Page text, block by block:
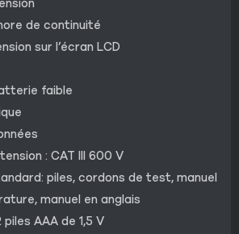
de continuité
sur l’écran LCD
faible
: CAT III 600 V
piles, cordons de test, manuel
manuel en anglais
AAA de 1,5 V